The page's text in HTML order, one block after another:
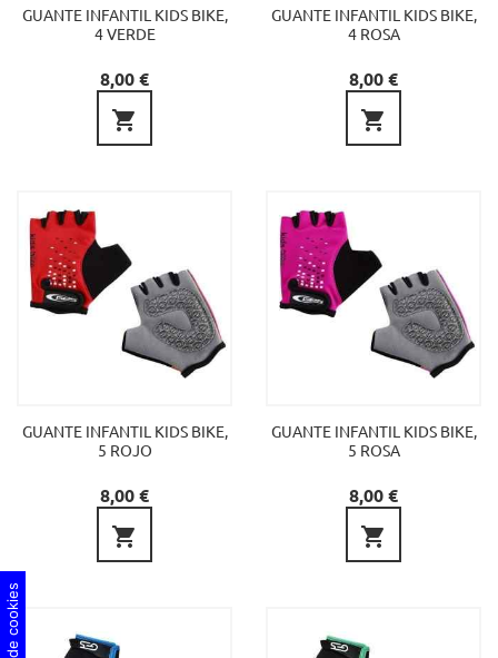
GUANTE INFANTIL KIDS BIKE,
4 VERDE
Precio
8,00 €

GUANTE INFANTIL KIDS BIKE,
4 ROSA
Precio
8,00 €

GUANTE INFANTIL KIDS BIKE,
5 ROJO
Precio
8,00 €

GUANTE INFANTIL KIDS BIKE,
5 ROSA
Precio
8,00 €
